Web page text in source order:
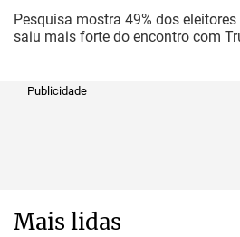
Pesquisa mostra 49% dos
saiu mais forte do encontro com
Publicidade
Mais lidas